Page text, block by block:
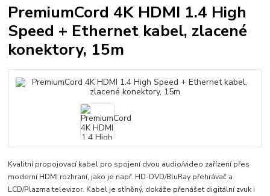
PremiumCord 4K HDMI 1.4 High
Speed + Ethernet kabel, zlacené
konektory, 15m
Kvalitní propojovací kabel pro spojení dvou audio/video zařízení přes
moderní HDMI rozhraní, jako je např. HD-DVD/BluRay přehrávač a
LCD/Plazma televizor. Kabel je stíněný, dokáže přenášet digitální zvuk i